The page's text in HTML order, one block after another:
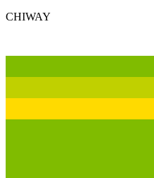
CHIWAY